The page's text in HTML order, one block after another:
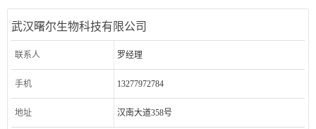
武汉曙尔生物科技有限公司
联系人 罗经理
手机 13277972784
地址 汉南大道358号